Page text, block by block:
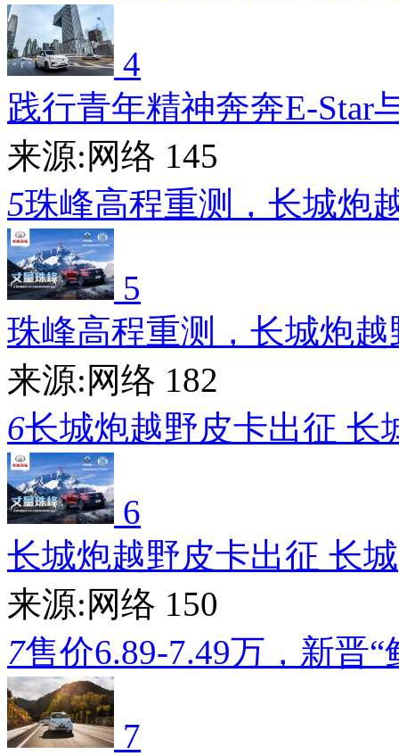
4
践行青年精神奔奔E-Star
来源:网络 145
5珠峰高程重测，长城炮
5
珠峰高程重测，长城炮越
来源:网络 182
6长城炮越野皮卡出征 长
6
长城炮越野皮卡出征 长城
来源:网络 150
7售价6.89-7.49万，新晋“
7